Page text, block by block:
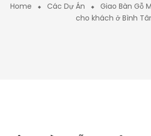
Home Các Dự Án
Giao Bàn Gỗ
cho khách ở Bình